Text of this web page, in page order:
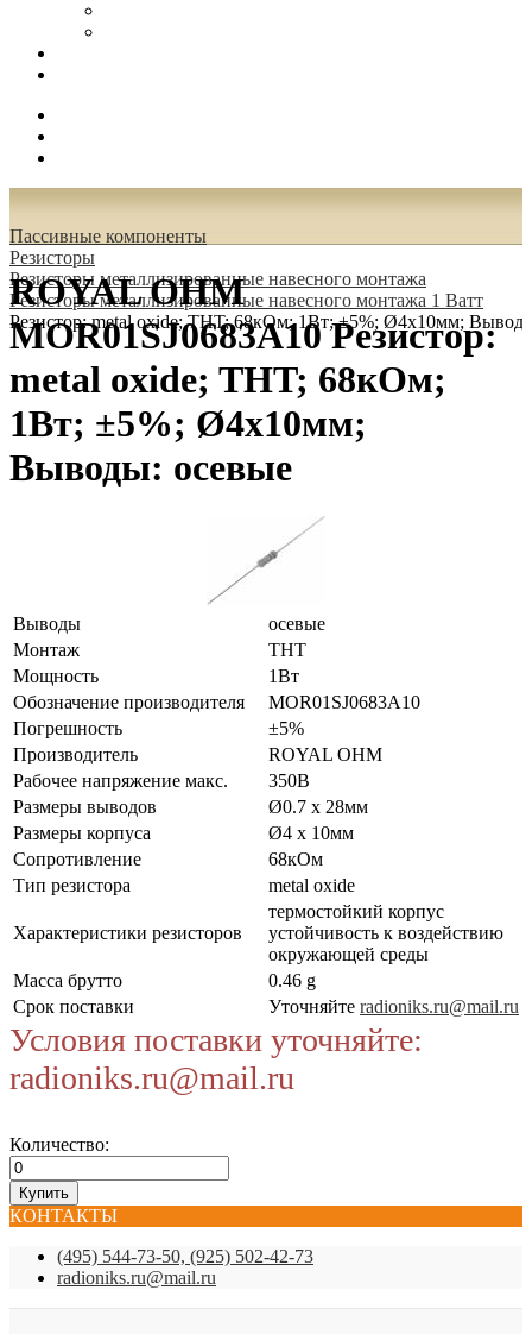
Пассивные компоненты
Резисторы
Резисторы металлизированные навесного монтажа
Резисторы металлизированные навесного монтажа 1 Ватт
Резистор: metal oxide; THT; 68кОм; 1Вт; ±5%; Ø4x10мм;
ROYAL OHM
MOR01SJ0683A10 Резистор:
metal oxide; THT; 68кОм;
1Вт; ±5%; Ø4x10мм;
Выводы: осевые
Выводы
осевые
Монтаж
THT
Мощность
1Вт
Обозначение производителя
MOR01SJ0683A10
Погрешность
±5%
Производитель
ROYAL OHM
Рабочее напряжение макс.
350В
Размеры выводов
Ø0.7 x 28мм
Размеры корпуса
Ø4 x 10мм
Сопротивление
68кОм
Тип резистора
metal oxide
Характеристики резисторов
термостойкий корпус
устойчивость к воздействию
окружающей среды
Масса брутто
0.46 g
Срок поставки
Уточняйте radioniks.ru@mail.ru
Условия поставки уточняйте:
radioniks.ru@mail.ru
Количество:
КОНТАКТЫ
(495) 544-73-50, (925) 502-42-73
radioniks.ru@mail.ru